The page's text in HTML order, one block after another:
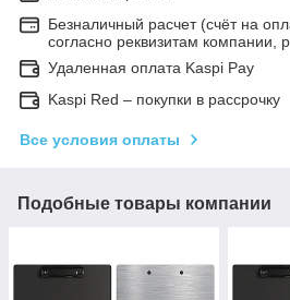
Безналичный расчет (счёт на
согласно реквизитам компании,
Удаленная оплата Kaspi Pay
Kaspi Red – покупки в рассрочку
Все условия оплаты
Подобные товары компании